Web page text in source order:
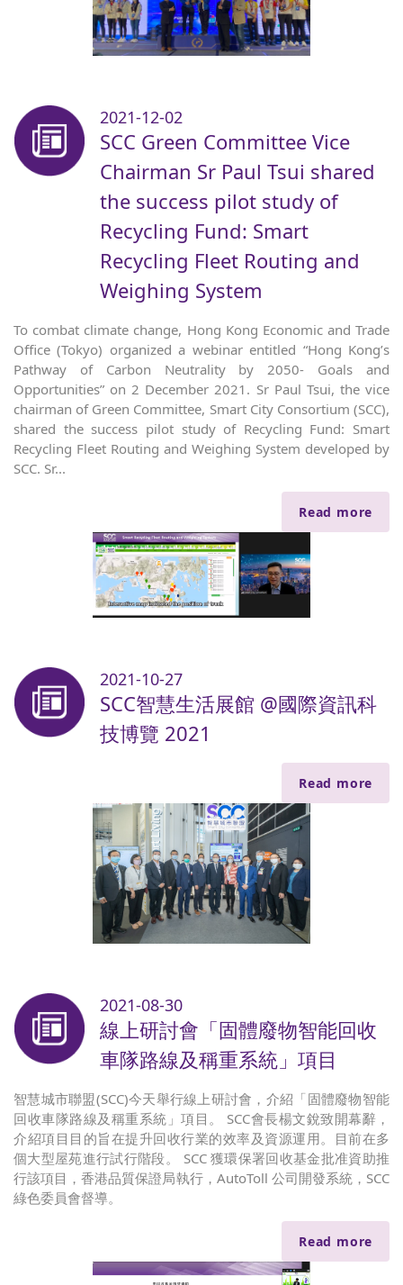
2021-12-02
SCC Green Committee Vice
Chairman Sr Paul Tsui shared
the success pilot study of
Recycling Fund: Smart
Recycling Fleet Routing and
Weighing System
To combat climate change, Hong Kong Economic and Trade
Office (Tokyo) organized a webinar entitled “Hong Kong’s
Pathway of Carbon Neutrality by 2050- Goals and
Opportunities” on 2 December 2021. Sr Paul Tsui, the vice
chairman of Green Committee, Smart City Consortium (SCC),
shared the success pilot study of Recycling Fund: Smart
Recycling Fleet Routing and Weighing System developed by
SCC. Sr...
Read more
2021-10-27
SCC智慧生活展館 @國際資訊科
技博覽 2021
Read more
2021-08-30
線上研討會「固體廢物智能回收
車隊路線及稱重系統」項目
智慧城市聯盟(SCC)今天舉行線上研討會，介紹「固體廢物智能
回收車隊路線及稱重系統」項目。 SCC會長楊文銳致開幕辭，
介紹項目目的旨在提升回收行業的效率及資源運用。目前在多
個大型屋苑進行試行階段。 SCC 獲環保署回收基金批准資助推
行該項目，香港品質保證局執行，AutoToll 公司開發系統，SCC
綠色委員會督導。
Read more